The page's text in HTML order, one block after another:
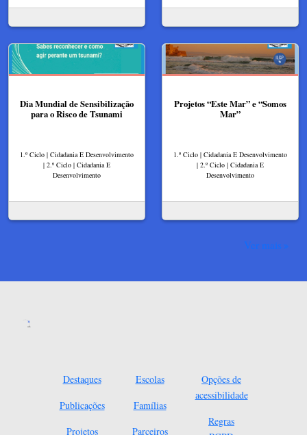
Dia Mundial de Sensibilização
para o Risco de Tsunami
1.º Ciclo | Cidadania E Desenvolvimento
| 2.º Ciclo | Cidadania E
Desenvolvimento
Projetos “Este Mar” e “Somos
Mar”
1.º Ciclo | Cidadania E Desenvolvimento
| 2.º Ciclo | Cidadania E
Desenvolvimento
Ver mais
Destaques
Publicações
Projetos
Escolas
Famílias
Parceiros
Opções de
acessibilidade
Regras